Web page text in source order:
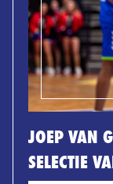
JOEP VAN
SELECTIE